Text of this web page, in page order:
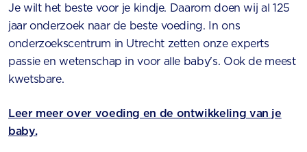
Je wilt het beste voor je kindje. Daarom doen wij al 125
jaar onderzoek naar de beste voeding. In ons
onderzoekscentrum in Utrecht zetten onze experts
passie en wetenschap in voor alle baby's. Ook de meest
kwetsbare.
Leer meer over voeding en de ontwikkeling van je
baby.